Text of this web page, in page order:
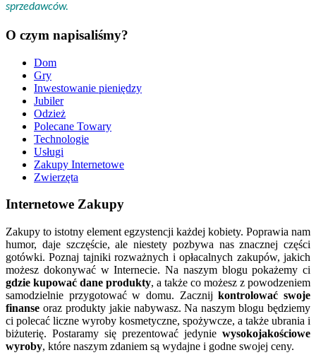
sprzedawców.
O czym napisaliśmy?
Dom
Gry
Inwestowanie pieniędzy
Jubiler
Odzież
Polecane Towary
Technologie
Usługi
Zakupy Internetowe
Zwierzęta
Internetowe Zakupy
Zakupy to istotny element egzystencji każdej kobiety. Poprawia nam
humor, daje szczęście, ale niestety pozbywa nas znacznej części
gotówki. Poznaj tajniki rozważnych i opłacalnych zakupów, jakich
możesz dokonywać w Internecie. Na naszym blogu pokażemy ci
gdzie kupować dane produkty, a także co możesz z powodzeniem
samodzielnie przygotować w domu. Zacznijkontrolować swoje
finanse oraz produkty jakie nabywasz. Na naszym blogu będziemy
ci polecać liczne wyroby kosmetyczne, spożywcze, a także ubrania i
biżuterię. Postaramy się prezentować jedynie wysokojakościowe
wyroby, które naszym zdaniem są wydajne i godne swojej ceny.